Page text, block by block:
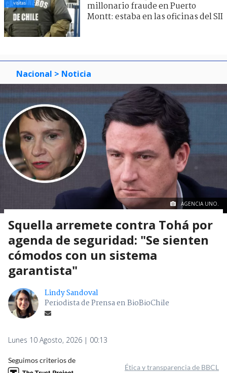
visitas
millonario fraude en Puerto
Montt: estaba en las oficinas del SII
Nacional > Noticia
AGENCIA UNO.
Squella arremete contra Tohá por
agenda de seguridad: "Se sienten
cómodos con un sistema
garantista"
Lindy Sandoval
Periodista de Prensa en BioBioChile
Lunes 10 Agosto, 2026 | 00:13
Seguimos criterios de
Ética y transparencia de BBCL